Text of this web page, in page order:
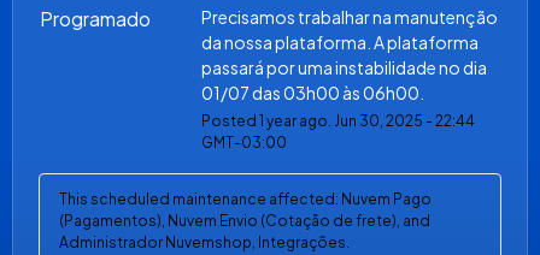
Programado
Precisamos trabalhar na manutenção
da nossa plataforma. A plataforma
passará por uma instabilidade no dia
01/07 das 03h00 às 06h00.
Posted 1 year ago. Jun 30, 2025 - 22:44
GMT-03:00
This scheduled maintenance affected: Nuvem Pago
(Pagamentos), Nuvem Envio (Cotação de frete), and
Administrador Nuvemshop, Integrações.